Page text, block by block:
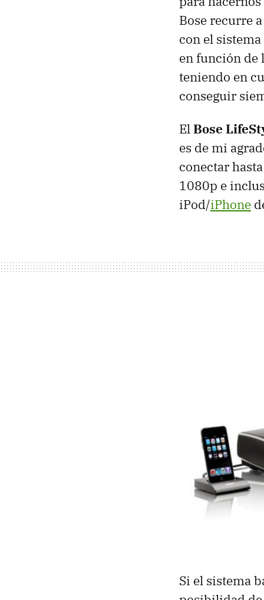
Bose recurre
con el
en función de
teniendo en
conseguir
ElBose
es de mi
conectar
1080p e
iPod/iPhone
Si el sistema